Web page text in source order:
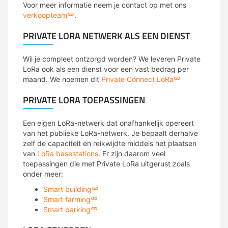
Voor meer informatie neem je contact op met ons
verkoopteam
.
PRIVATE LORA NETWERK ALS EEN DIENST
Wil je compleet ontzorgd worden? We leveren Private
LoRa ook als een dienst voor een vast bedrag per
maand. We noemen dit Private Connect LoRa
PRIVATE LORA TOEPASSINGEN
Een eigen LoRa-netwerk dat onafhankelijk opereert
van het publieke LoRa-netwerk. Je bepaalt derhalve
zelf de capaciteit en reikwijdte middels het plaatsen
van LoRa basestations. Er zijn daarom veel
toepassingen die met Private LoRa uitgerust zoals
onder meer:
Smart building
Smart farming
Smart parking